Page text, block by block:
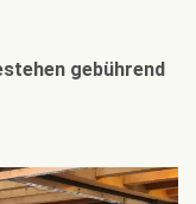
gebührend